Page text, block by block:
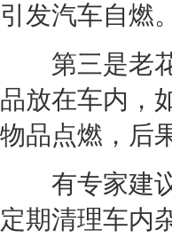
引发汽车自燃。
第三是老花
品放在车内，
物品点燃，后
有专家建议
定期清理车内